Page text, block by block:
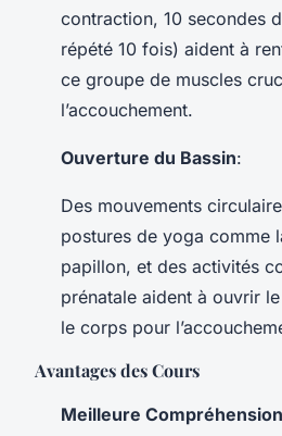
contraction, 10 secondes
répété 10 fois) aident à
ce groupe de muscles
l’accouchement.
Ouverture du Bassin:
Des mouvements
postures de yoga comme
papillon, et des activités
prénatale aident à ouvrir
le corps pour
Avantages des Cours
Meilleure